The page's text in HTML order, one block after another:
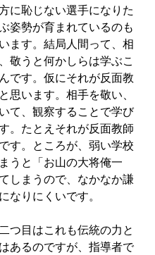
に恥じない選手になりた
姿勢が育まれているのも
ます。結局人間って、相
敬うと何かしらは学ぶこ
です。仮にそれが反面教
思います。相手を敬い、
て、観察することで学び
。たとえそれが反面教師
す。ところが、弱い学校
うと「お山の大将俺一
しまうので、なかなか謙
なりにくいです。
つ目はこれも伝統の力と
あるのですが、指導者で